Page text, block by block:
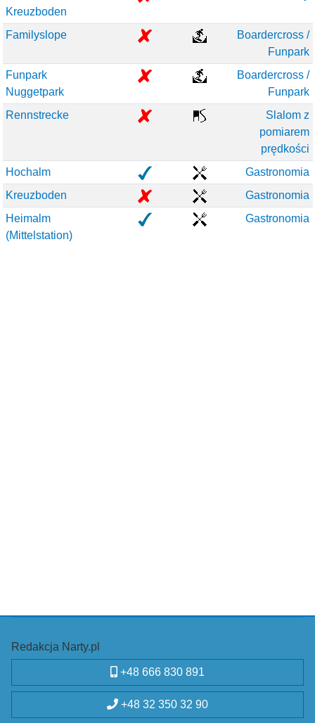
Kreuzboden
Familyslope
Boardercross /
Funpark
Funpark
Nuggetpark
Boardercross /
Funpark
Rennstrecke
Slalom z
pomiarem
prędkości
Hochalm
Gastronomia
Kreuzboden
Gastronomia
Heimalm
(Mittelstation)
Gastronomia
Redakcja Narty.pl
+48 666 830 891
+48 32 350 32 90